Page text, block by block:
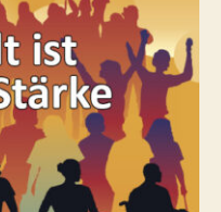
unsere
Stärke“